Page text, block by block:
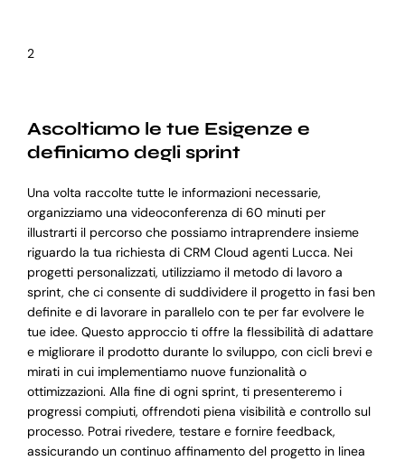
2
Ascoltiamo le tue Esigenze e
definiamo degli sprint
Una volta raccolte tutte le informazioni necessarie,
organizziamo una videoconferenza di 60 minuti per
illustrarti il percorso che possiamo intraprendere insieme
riguardo la tua richiesta di CRM Cloud agenti Lucca. Nei
progetti personalizzati, utilizziamo il metodo di lavoro a
sprint, che ci consente di suddividere il progetto in fasi ben
definite e di lavorare in parallelo con te per far evolvere le
tue idee. Questo approccio ti offre la flessibilità di adattare
e migliorare il prodotto durante lo sviluppo, con cicli brevi e
mirati in cui implementiamo nuove funzionalità o
ottimizzazioni. Alla fine di ogni sprint, ti presenteremo i
progressi compiuti, offrendoti piena visibilità e controllo sul
processo. Potrai rivedere, testare e fornire feedback,
assicurando un continuo affinamento del progetto in linea